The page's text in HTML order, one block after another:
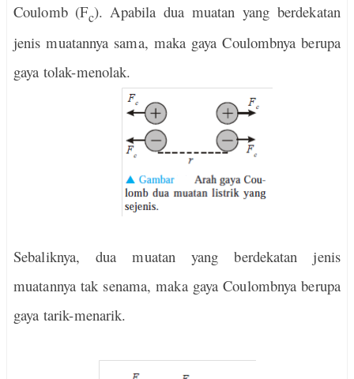
Coulomb (Fc). Apabila dua muatan yang berdekatan
jenis muatannya sama, maka gaya Coulombnya berupa
gaya tolak-menolak.
Sebaliknya, dua muatan yang berdekatan jenis
muatannya tak senama, maka gaya Coulombnya berupa
gaya tarik-menarik.